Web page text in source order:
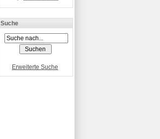
Suche
Erweiterte Suche